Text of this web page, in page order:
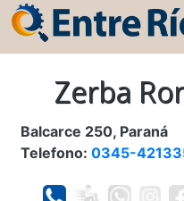
Zerba
Balcarce 250, Paraná
Telefono: 0345-